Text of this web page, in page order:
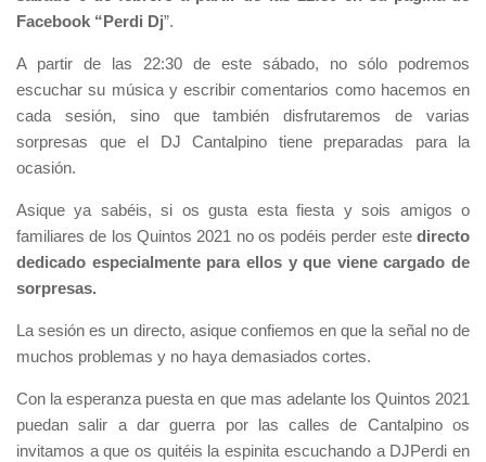
Facebook “Perdi Dj”.
A partir de las 22:30 de este sábado, no sólo podremos
escuchar su música y escribir comentarios como hacemos en
cada sesión, sino que también disfrutaremos de varias
sorpresas que el DJ Cantalpino tiene preparadas para la
ocasión.
Asique ya sabéis, si os gusta esta fiesta y sois amigos o
familiares de los Quintos 2021 no os podéis perder este directo
dedicado especialmente para ellos y que viene cargado de
sorpresas.
La sesión es un directo, asique confiemos en que la señal no de
muchos problemas y no haya demasiados cortes.
Con la esperanza puesta en que mas adelante los Quintos 2021
puedan salir a dar guerra por las calles de Cantalpino os
invitamos a que os quitéis la espinita escuchando a DJPerdi en